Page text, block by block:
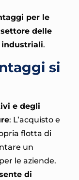
per le
delle
industriali.
si
e degli
: L’acquisto e
flotta di
un
le aziende.
di